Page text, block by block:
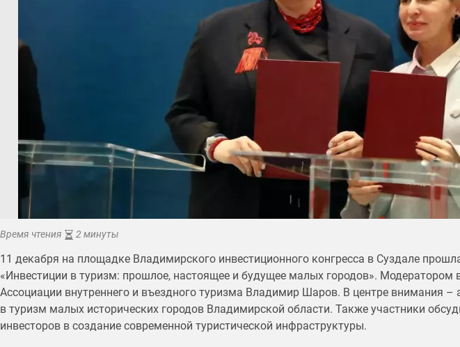
Время чтения 2 минуты
11 декабря на площадке Владимирского инвестиционного конгресса в Суздале
«Инвестиции в туризм: прошлое, настоящее и будущее малых городов». Модератором
Ассоциации внутреннего и въездного туризма Владимир Шаров. В центре внимания –
в туризм малых исторических городов Владимирской области. Также участники
инвесторов в создание современной туристической инфраструктуры.